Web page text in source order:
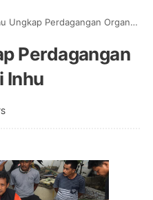
Perdagangan Organ Harimau di Inhu
Perdagangan
Inhu